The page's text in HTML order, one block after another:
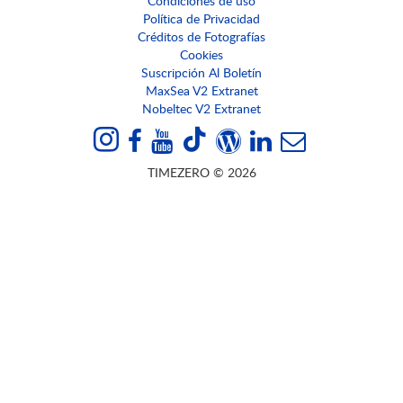
Política de Privacidad
Créditos de Fotografías
Cookies
Suscripción Al Boletín
MaxSea V2 Extranet
Nobeltec V2 Extranet
TIMEZERO © 2026